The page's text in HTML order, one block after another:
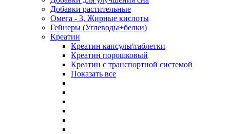
Добавки растительные
Омега - 3, Жирные кислоты
Гейнеры (Углеводы+белки)
Креатин
Креатин капсулы\таблетки
Креатин порошковый
Креатин с транспортной системой
Показать все